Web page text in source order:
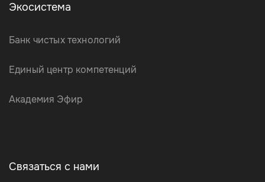
Экосистема
Банк чистых технологий
Единый центр компетенций
Академия Эфир
Связаться с нами